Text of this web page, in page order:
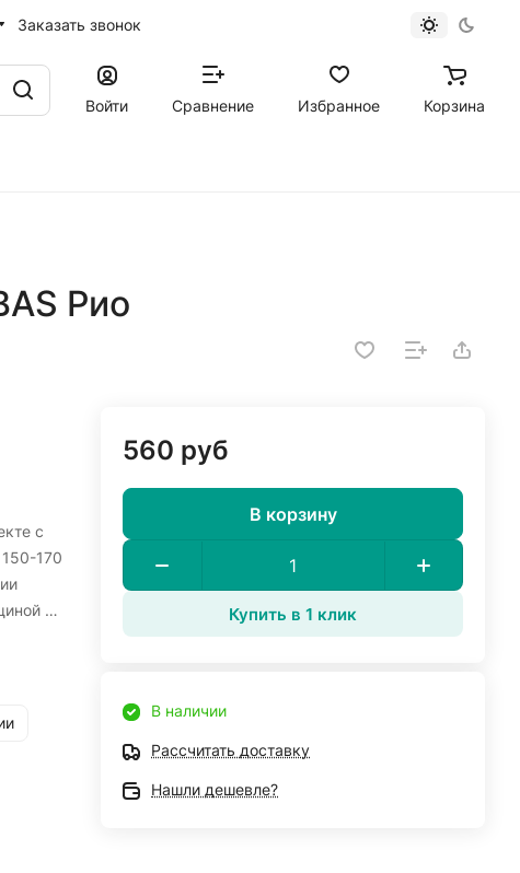
Заказать звонок
Войти
Сравнение Избранное Корзина
Рио
с
170
5
560 руб
В корзину
Купить в 1 клик
В наличии
Рассчитать доставку
Нашли дешевле?